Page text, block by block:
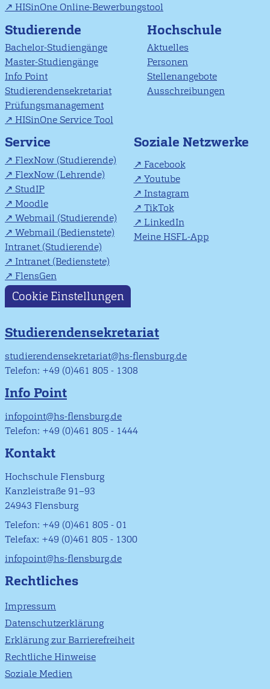
HISinOne Online-Bewerbungstool
Studierende
Bachelor-Studiengänge
Master-Studiengänge
Info Point
Studierendensekretariat
Prüfungsmanagement
HISinOne Service Tool
Hochschule
Aktuelles
Personen
Stellenangebote
Ausschreibungen
Service
FlexNow (Studierende)
FlexNow (Lehrende)
StudIP
Moodle
Webmail (Studierende)
Webmail (Bedienstete)
Intranet (Studierende)
Intranet (Bedienstete)
FlensGen
Soziale Netzwerke
Facebook
Youtube
Instagram
TikTok
LinkedIn
Meine HSFL-App
Cookie Einstellungen
Studierendensekretariat
studierendensekretariat@hs-flensburg.de
Telefon: +49 (0)461 805 - 1308
Info Point
infopoint@hs-flensburg.de
Telefon: +49 (0)461 805 - 1444
Kontakt
Hochschule Flensburg
Kanzleistraße 91–93
24943 Flensburg
Telefon: +49 (0)461 805 - 01
Telefax: +49 (0)461 805 - 1300
infopoint@hs-flensburg.de
Rechtliches
Impressum
Datenschutzerklärung
Erklärung zur Barrierefreiheit
Rechtliche Hinweise
Soziale Medien